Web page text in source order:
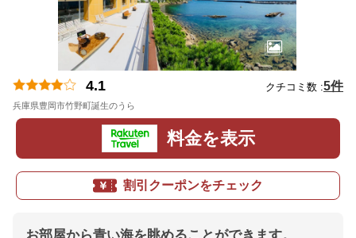
4.1 クチコミ数 :5件
兵庫県豊岡市竹野町誕生のうら
料金を表示
割引クーポンをチェック